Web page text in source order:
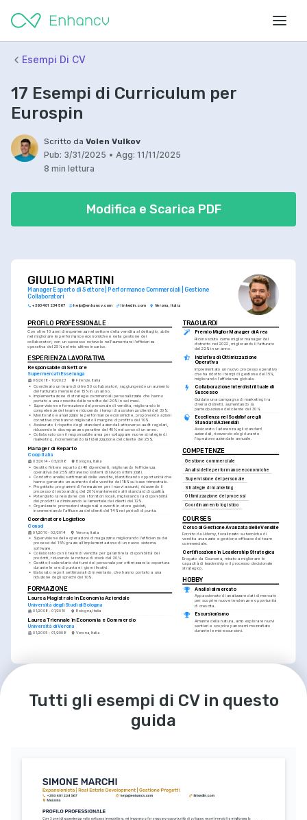
Esempi Di CV
17 Esempi di Curriculum per
Eurospin
Scritto da Volen Vulkov
Pub: 3/31/2025 • Agg: 11/11/2025
8 min lettura
Modifica e Scarica PDF
GIULIO MARTINI
Manager Esperto di Settore | Performance Commerciali | Gestione
Collaboratori
+393 401 234 567 help@enhancv.com linkedin.com Verona, Italia
PROFILO PROFESSIONALE
Con oltre 10 anni di esperienza nel settore della vendita al dettaglio, abile
nel migliorare le performance economiche e nella gestione dei
collaboratori, con un successo notevole nell'aumentare l'efficienza
operativa del 25% nel mio ultimo incarico.
ESPERIENZA LAVORATIVA
Responsabile di Settore
Supermercati Esselunga
06/2018 - 10/2023 Firenze, Italia
• Coordinato un team di oltre 50 collaboratori, raggiungendo un aumento
del fatturato mensile del 15% in un anno.
• Implementazione di strategie commerciali personalizzate che hanno
portato a una crescita delle vendite del 20% in sei mesi.
•
Supervisione e formazione del personale di vendita, migliorando le
competenze del team e riducendo i tempi di assistenza clienti del 30%.
• Monitorato e analizzato le performance economiche, proponendo azioni
correttive che hanno migliorato il margine di profitto del 10%.
• Assicurato il rispetto degli standard aziendali attraverso audit regolari,
riducendo le discrepanze operative del 40% nel corso di un anno.
• Collaborato con il responsabile area per sviluppare nuove strategie di
marketing, incrementando la fidelizzazione del cliente del 25%.
Manager di Reparto
Coop Italia
03/2014 - 05/2018 Bologna, Italia
• Gestito l'intero reparto di 40 dipendenti, migliorando l'efficienza
operativa del 25% attraverso sistemi di lavoro ottimizzati.
• Condotto analisi settimanali delle vendite, identificando opportunità che
hanno generato un aumento delle vendite del 18% su base trimestrale.
• Progettato programmi di formazione per i nuovi assunti, riducendo il
processo di onboarding del 20% mantenendo alti standard di qualità.
• Potenziato la relazione con i fornitori locali, migliorando la disponibilità
dei prodotti e diminuendo le lamentele dei clienti del 12%.
• Organizzato promozioni stagionali e eventi in-store guidati,
incrementando l'affluenza dei clienti del 14% nei periodi di punta.
Coordinatore Logistico
Conad
01/2010 - 02/2014 Verona, Italia
•
Supervisione delle operazioni di magazzino migliorando l'efficienza dei
processi del 15% grazie all'implementazione di un nuovo sistema
software.
• Collaborato con il team di vendita per garantire la disponibilità dei
prodotti, riducendo le rotture di stock del 20%.
• Gestito il calendario dei turni del personale per ottimizzare la copertura
durante le ore di punta e i giorni festivi.
• Elaborato report settimanali di inventario, che hanno portato a una
riduzione degli sprechi del 10%.
FORMAZIONE
Laurea Magistrale in Economia Aziendale
Università degli Studi di Bologna
01/2008 - 01/2010 Bologna, Italia
Laurea Triennale in Economia e Commercio
Università di Verona
01/2005 - 01/2008 Verona, Italia
TRAGUARDI
Premio Miglior Manager di Area
Riconosciuto come miglior manager del
distretto nel 2022, migliorando il fatturato
del 22% in un anno.
Iniziativa di Ottimizzazione
Operativa
Implementato un nuovo processo operativo
che ha ridotto i tempi di gestione del 15%,
migliorando l'efficienza globale.
Collaborazione Interdistrittuale di
Successo
Guidato una campagna di marketing tra
diversi distretti, aumentando la
partecipazione del cliente del 30%.
Eccellenza nel Soddisfare gli
Standard Aziendali
Assicurato l'aderenza agli standard
aziendali, ricevendo elogi durante
l'ispezione aziendale annuale.
COMPETENZE
Gestione commerciale
Analisi delle performance economiche
Supervisione del personale
Strategie di marketing
Ottimizzazione dei processi
Coordinamento logistico
COURSES
Corso di Gestione Avanzata delle Vendite
Fornito da Udemy, focalizzato su tecniche di
vendita avanzate e gestione efficace del team
commerciale.
Certificazione in Leadership Strategica
Erogato da Coursera, mirato a migliorare le
capacità di leadership e il processo decisionale
strategico.
HOBBY
Analisi di mercato
Appassionato di analizzare dati di mercato
per scoprire nuove tendenze e opportunità
di crescita.
Escursionismo
Amante della natura, amo esplorare nuovi
sentieri e scoprire panorami mozzafiato
durante le mie escursioni.
Madrelingua Appassionato di preparare e assaggiare
piatti tradizionali italiani, sperimentando
nuove ricette e sapori.
Tutti gli esempi di CV in questo
guida